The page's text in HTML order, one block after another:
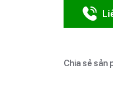
Chia sẻ sản